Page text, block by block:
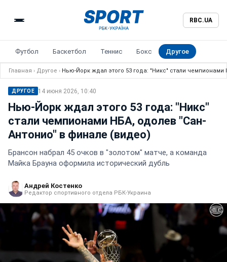
RBC.UA
Футбол Баскетбол Теннис Бокс Другое
Главная › Другое › Нью-Йорк ждал этого 53 года: "Никс" стали
ДРУГОЕ 14 июня 2026, 10:40
Нью-Йорк ждал этого 53 года: "Никс"
стали чемпионами НБА, одолев "Сан-
Антонио" в финале (видео)
Брансон набрал 45 очков в "золотом" матче, а команда
Майка Брауна оформила исторический дубль
Андрей Костенко
Редактор спортивного отдела РБК-Украина